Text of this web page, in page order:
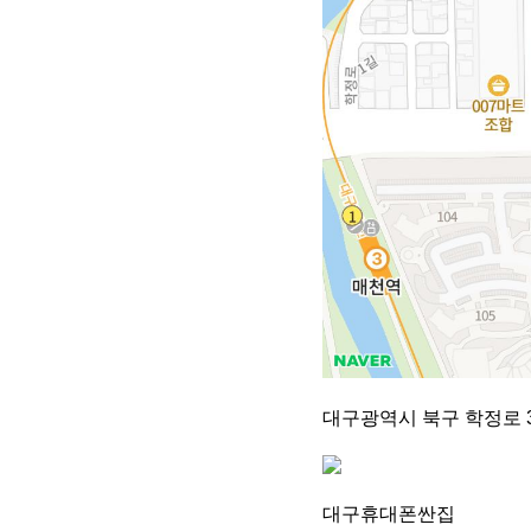
대구광역시 북구 학정로
대구휴대폰싼집